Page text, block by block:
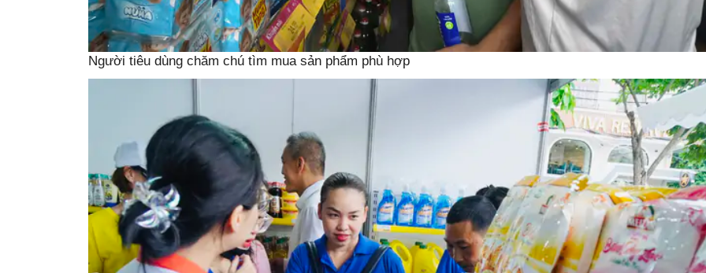
Người tiêu dùng chăm chú tìm mua sản phẩm phù hợp